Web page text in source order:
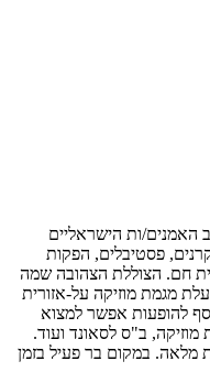
האמנים/ות הישראליים
פסטיבלים, הפקות
בית חם. הצוללת הצהובה שמה
מגמת מוזיקה על-אזורית
להופעות אפשר למצוא
ב"ס לסאונד ועוד.
מלאה. במקום בר פעיל בזמן